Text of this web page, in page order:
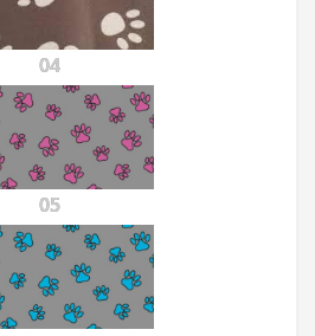
04
05